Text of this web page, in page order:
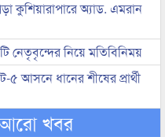
কুশিয়ারাপারে অ্যাড. এমরান
নেতৃবৃন্দের নিয়ে মতিবিনিময়
আসনে ধানের শীষের প্রার্থী
আরো খবর